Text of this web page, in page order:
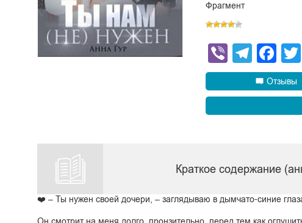
Фрагмент
Viber
Отзывы
Краткое содержание
❤️ – Ты нужен своей дочери, – заглядываю в дымчато-синие